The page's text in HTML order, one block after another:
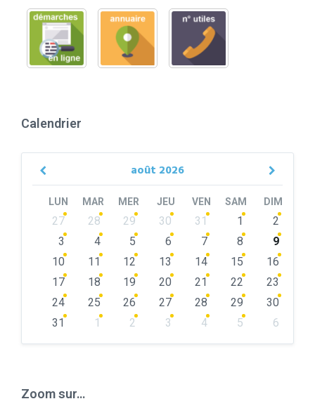
Calendrier
août 2026
Previous
LUN MAR MER JEU VEN SAM DIM
Skip
calendar
27 28 29 30 31 1
2
3
4 5 6 7 8
9
10
11 12 13 14 15
16
17
18 19 20 21 22
23
24
25 26 27 28 29
30
31
1 2 3 4 5
6
Zoom sur…